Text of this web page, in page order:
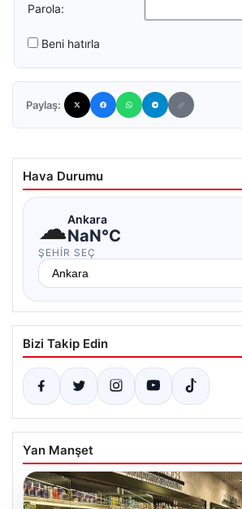
Parola:
Beni hatırla
Paylaş:
Hava Durumu
☁Ankara
NaN°C
ŞEHIR SEÇ
Bizi Takip Edin
Yan Manşet